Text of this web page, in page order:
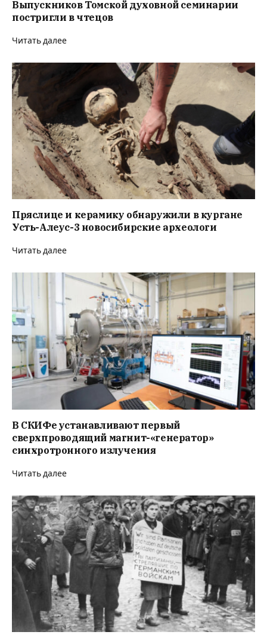
Выпускников Томской духовной семинарии
постригли в чтецов
Читать далее
Пряслице и керамику обнаружили в кургане
Усть-Алеус-3 новосибирские археологи
Читать далее
В СКИФе устанавливают первый
сверхпроводящий магнит-«генератор»
синхротронного излучения
Читать далее